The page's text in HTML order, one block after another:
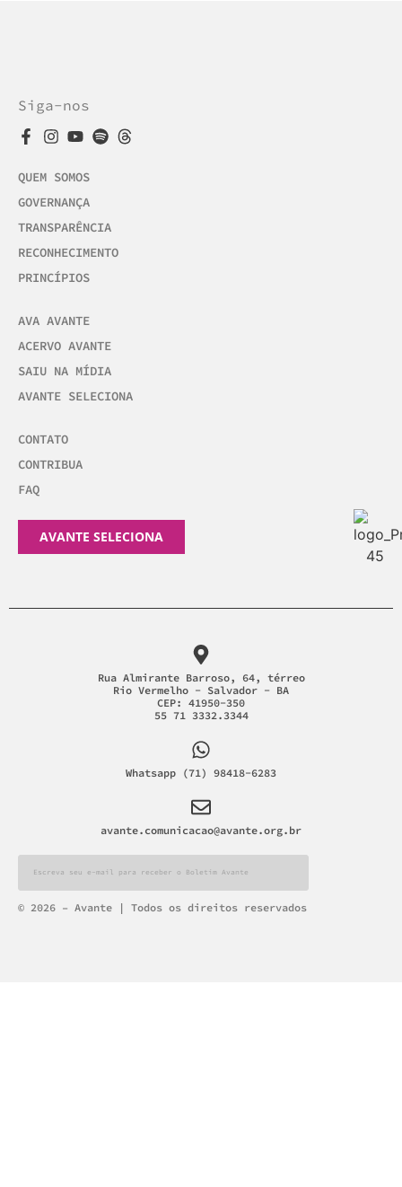
Siga-nos
QUEM SOMOS
GOVERNANÇA
TRANSPARÊNCIA
RECONHECIMENTO
PRINCÍPIOS
AVA AVANTE
ACERVO AVANTE
SAIU NA MÍDIA
AVANTE SELECIONA
CONTATO
CONTRIBUA
FAQ
AVANTE SELECIONA
Rua Almirante Barroso, 64, térreo
Rio Vermelho - Salvador - BA
CEP: 41950-350
55 71 3332.3344
Whatsapp (71) 98418-6283
avante.comunicacao@avante.org.br
Alternative:
© 2026 – Avante | Todos os direitos reservados